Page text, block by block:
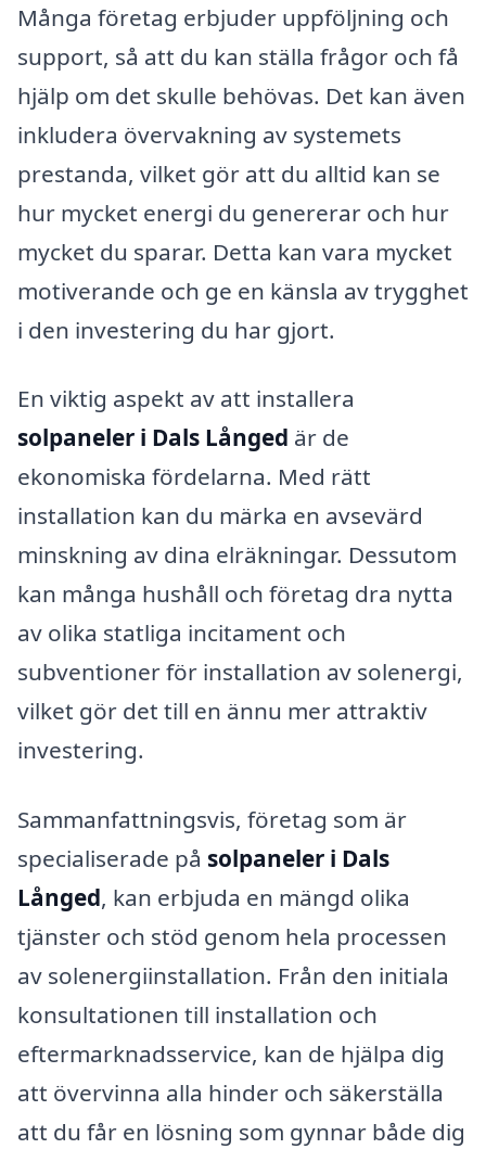
Många företag erbjuder uppföljning och
support, så att du kan ställa frågor och få
hjälp om det skulle behövas. Det kan även
inkludera övervakning av systemets
prestanda, vilket gör att du alltid kan se
hur mycket energi du genererar och hur
mycket du sparar. Detta kan vara mycket
motiverande och ge en känsla av trygghet
i den investering du har gjort.
En viktig aspekt av att installera
solpaneler i Dals Långed är de
ekonomiska fördelarna. Med rätt
installation kan du märka en avsevärd
minskning av dina elräkningar. Dessutom
kan många hushåll och företag dra nytta
av olika statliga incitament och
subventioner för installation av solenergi,
vilket gör det till en ännu mer attraktiv
investering.
Sammanfattningsvis, företag som är
specialiserade på solpaneler i Dals
Långed, kan erbjuda en mängd olika
tjänster och stöd genom hela processen
av solenergiinstallation. Från den initiala
konsultationen till installation och
eftermarknadsservice, kan de hjälpa dig
att övervinna alla hinder och säkerställa
att du får en lösning som gynnar både dig